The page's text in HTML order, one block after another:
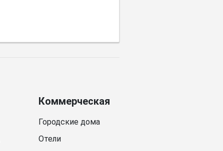
Коммерческая
Городские дома
Отели